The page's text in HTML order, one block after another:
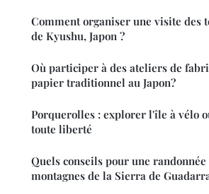
Comment organiser une visite des
de Kyushu, Japon ?
Où participer à des ateliers de
papier traditionnel au Japon?
Porquerolles : explorer l'île à vélo
toute liberté
Quels conseils pour une randonnée
montagnes de la Sierra de